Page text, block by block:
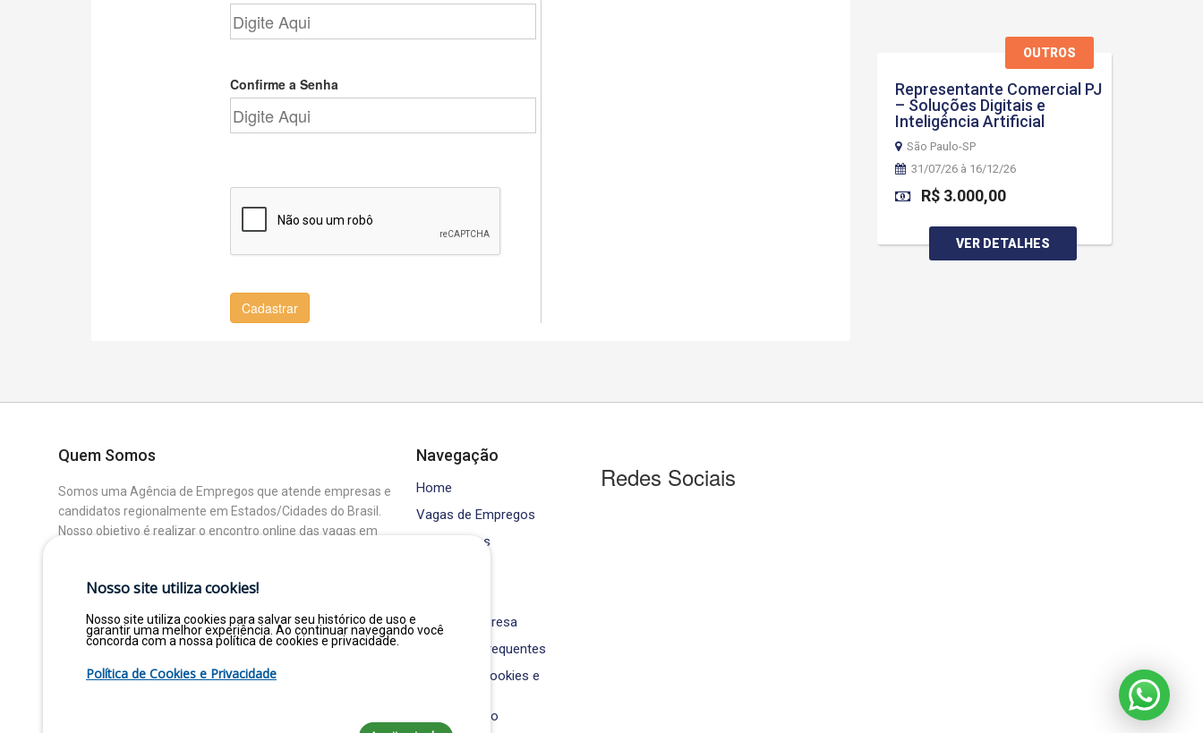
Confirme a Senha
Cadastrar
OUTROS
Representante Comercial PJ
– Soluções Digitais e
Inteligência Artificial
São Paulo-SP
31/07/26 à 16/12/26
R$ 3.000,00
VER DETALHES
Quem Somos
Somos uma Agência de Empregos que atende empresas e
candidatos regionalmente em Estados/Cidades do Brasil.
Nosso objetivo é realizar o encontro online das vagas em
Navegação
Home
Vagas de Empregos
Contratados
Área da Empresa
Perguntas Frequentes
Política de Cookies e
Fale Conosco
Redes Sociais
Nosso site utiliza cookies!
Nosso site utiliza cookies para salvar seu histórico de uso e
garantir uma melhor experiência. Ao continuar navegando você
concorda com a nossa política de cookies e privacidade.
Política de Cookies e Privacidade